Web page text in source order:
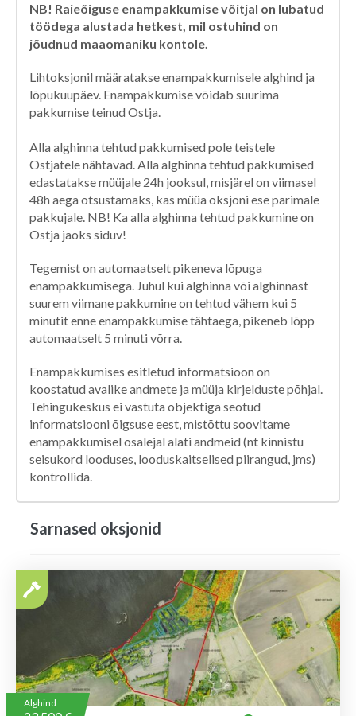
NB! Raieõiguse enampakkumise võitjal on lubatud
töödega alustada hetkest, mil ostuhind on
jõudnud maaomaniku kontole.
Lihtoksjonil määratakse enampakkumisele alghind ja
lõpukuupäev. Enampakkumise võidab suurima
pakkumise teinud Ostja.
Alla alghinna tehtud pakkumised pole teistele
Ostjatele nähtavad. Alla alghinna tehtud pakkumised
edastatakse müüjale 24h jooksul, misjärel on viimasel
48h aega otsustamaks, kas müüa oksjoni ese parimale
pakkujale. NB! Ka alla alghinna tehtud pakkumine on
Ostja jaoks siduv!
Tegemist on automaatselt pikeneva lõpuga
enampakkumisega. Juhul kui alghinna või alghinnast
suurem viimane pakkumine on tehtud vähem kui 5
minutit enne enampakkumise tähtaega, pikeneb lõpp
automaatselt 5 minuti võrra.
Enampakkumises esitletud informatsioon on
koostatud avalike andmete ja müüja kirjelduste põhjal.
Tehingukeskus ei vastuta objektiga seotud
informatsiooni õigsuse eest, mistõttu soovitame
enampakkumisel osalejal alati andmeid (nt kinnistu
seisukord looduses, looduskaitselised piirangud, jms)
kontrollida.
Sarnased oksjonid
Alghind